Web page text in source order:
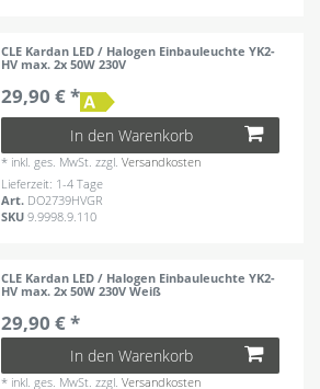
CLE Kardan LED / Halogen Einbauleuchte YK2-
HV max. 2x 50W 230V
29,90 € *
In den Warenkorb
* inkl. ges. MwSt. zzgl.Versandkosten
Lieferzeit: 1-4 Tage
Art. DO2739HVGR
SKU9.9998.9.110
CLE Kardan LED / Halogen Einbauleuchte YK2-
HV max. 2x 50W 230V Weiß
29,90 € *
In den Warenkorb
* inkl. ges. MwSt. zzgl.Versandkosten